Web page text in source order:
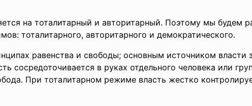
на тоталитарный и авторитарный. Поэтому мы будем
тоталитарного, авторитарного и демократического.
равенства и свободы; основным источником власти
сосредоточивается в руках отдельного человека или
При тоталитарном режиме власть жестко